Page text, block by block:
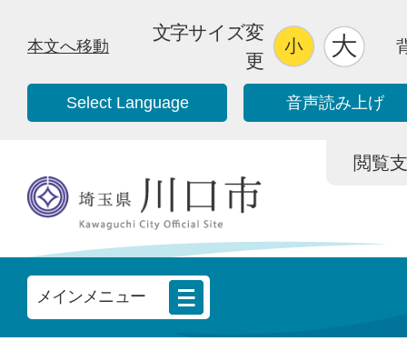
本文へ移動
文字サイズ変
更
Select Language 音声読み上げ
閲覧
メインメニュー